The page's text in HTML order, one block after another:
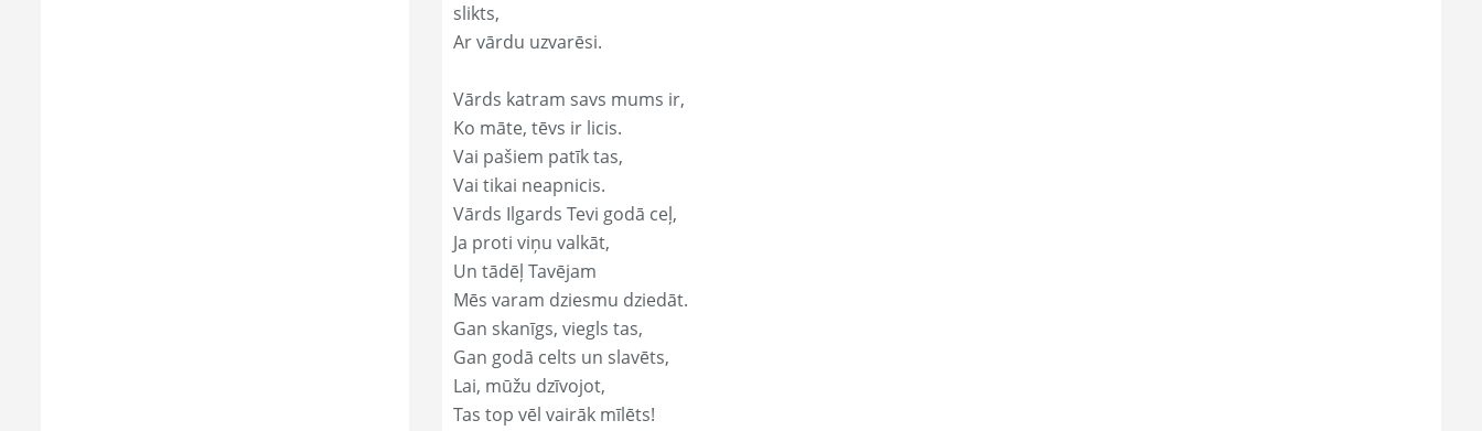
slikts,
Ar vārdu uzvarēsi.
Vārds katram savs mums ir,
Ko māte, tēvs ir licis.
Vai pašiem patīk tas,
Vai tikai neapnicis.
Vārds Ilgards Tevi godā ceļ,
Ja proti viņu valkāt,
Un tādēļ Tavējam
Mēs varam dziesmu dziedāt.
Gan skanīgs, viegls tas,
Gan godā celts un slavēts,
Lai, mūžu dzīvojot,
Tas top vēl vairāk mīlēts!